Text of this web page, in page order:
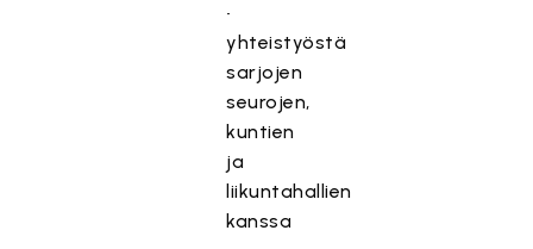
•
yhteistyöstä
sarjojen
seurojen,
kuntien
ja
liikuntahallien
kanssa